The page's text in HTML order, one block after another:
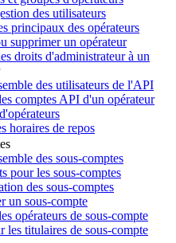
des utilisateurs
principaux des opérateurs
supprimer un opérateur
droits d'administrateur à un
des utilisateurs de l'API
comptes API d'un opérateur
horaires de repos
des sous-comptes
pour les sous-comptes
des sous-comptes
un sous-compte
opérateurs de sous-compte
les titulaires de sous-compte